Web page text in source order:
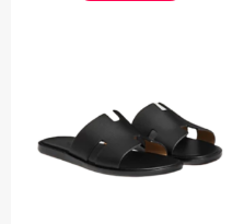
peuvent
être
choisies
sur